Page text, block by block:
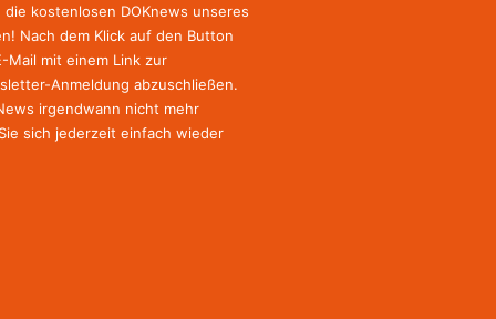
kostenlosen DOKnews unseres
Nach dem Klick auf den Button
Mail mit einem Link zur
Anmeldung abzuschließen.
irgendwann nicht mehr
sich jederzeit einfach wieder